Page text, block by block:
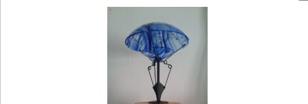
▼
Objets